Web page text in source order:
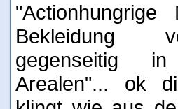
Bekleidung
gegenseitig in
Arealen"... ok